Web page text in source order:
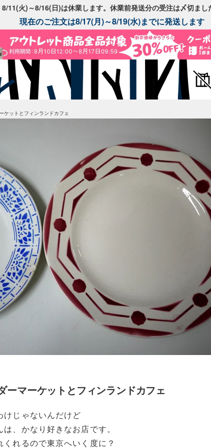
8/11(火)～8/16(日)は休業します。休業前発送分の受注は〆切まし
現在のご注文は8/17(月)～8/19(水)までに発送します
ケットとフィンランドカフェ
ーマーケットとフィンランドカフェ
けじゃないんだけど
、かなり好きなお店です。
れるので東京へいく度に？